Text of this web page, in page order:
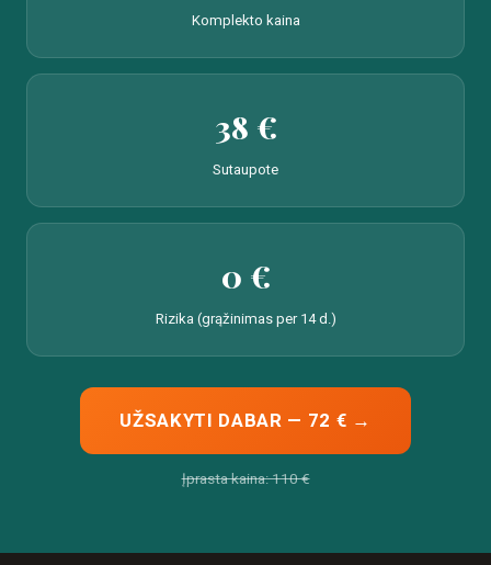
Komplekto kaina
38 €
Sutaupote
0 €
Rizika (grąžinimas per 14 d.)
UŽSAKYTI DABAR — 72 € →
Įprasta kaina: 110 €